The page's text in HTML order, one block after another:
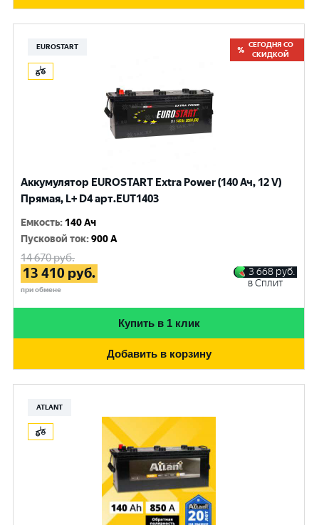
EUROSTART
СЕГОДНЯ СО
СКИДКОЙ
Аккумулятор EUROSTART Extra Power (140 Ач, 12 V)
Прямая, L+ D4 арт.EUT1403
Емкость: 140 Ач
Пусковой ток:900 A
14 670руб.
13 410 руб.
при обмене
3 668 руб.
в Сплит
Купить в 1 клик
Добавить в корзину
ATLANT